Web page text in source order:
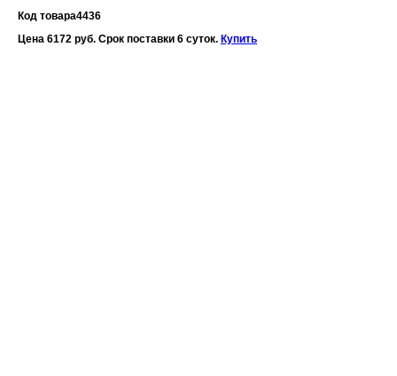
Код товара4436
Цена 6172 руб. Срок поставки 6 суток. Купить